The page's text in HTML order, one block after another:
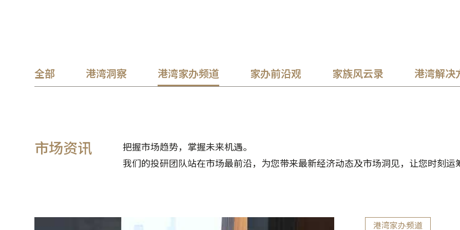
全部 港湾洞察 港湾家办频道 家办前沿观 家族风云录 港湾解决
市场资讯
把握市场趋势，掌握未来机遇。
我们的投研团队站在市场最前沿，为您带来最新经济动态及市场洞见，让您时刻运
港湾家办频道